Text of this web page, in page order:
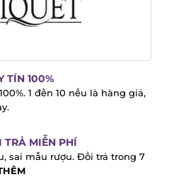
TÍN 100%
1 đền 10 nếu là hàng
tay.
TRẢ MIỄN PHÍ
sai mẫu rượu. Đổi trả trong
THÊM